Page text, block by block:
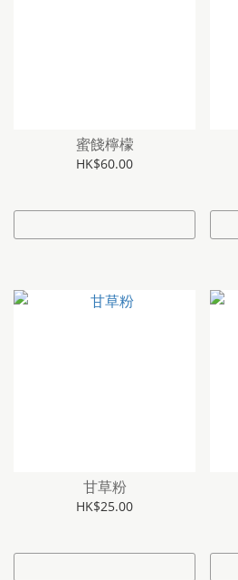
蜜餞檸檬
HK$60.00
甘草粉
HK$25.00